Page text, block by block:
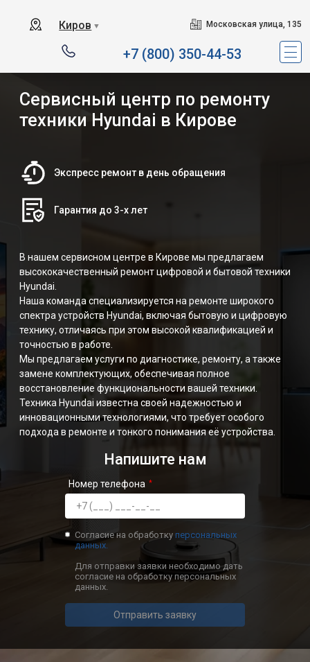
Киров ▼ Московская улица, 135
+7 (800) 350-44-53
Сервисный центр по ремонту
техники Hyundai в Кирове
Экспресс ремонт в день обращения
Гарантия до 3-х лет
В нашем сервисном центре в Кирове мы предлагаем
высококачественный ремонт цифровой и бытовой техники
Hyundai.
Наша команда специализируется на ремонте широкого
спектра устройств Hyundai, включая бытовую и цифровую
технику, отличаясь при этом высокой квалификацией и
точностью в работе.
Мы предлагаем услуги по диагностике, ремонту, а также
замене комплектующих, обеспечивая полное
восстановление функциональности вашей техники.
Техника Hyundai известна своей надежностью и
инновационными технологиями, что требует особого
подхода в ремонте и тонкого понимания её устройства.
Напишите нам
Номер телефона
Согласие на обработку персональных
данных.
Для отправки заявки необходимо дать
согласие на обработку персональных
данных.
Отправить заявку